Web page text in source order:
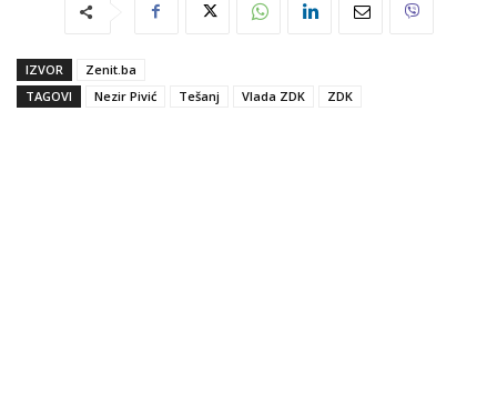
IZVOR
Zenit.ba
TAGOVI
Nezir Pivić Tešanj Vlada ZDK ZDK